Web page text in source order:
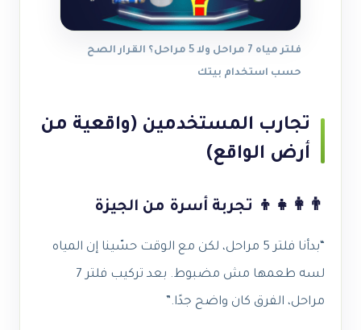
فلتر مياه 7 مراحل ولا 5 مراحل؟ القرار الصح
حسب استخدام بيتك
تجارب المستخدمين (واقعية من
أرض الواقع)
👨‍👩‍👧‍👦 تجربة أسرة من الجيزة
“بدأنا فلتر 5 مراحل، لكن مع الوقت حسّينا إن المياه
لسه طعمها مش مضبوط. بعد تركيب فلتر 7
مراحل، الفرق كان واضح جدًا.”